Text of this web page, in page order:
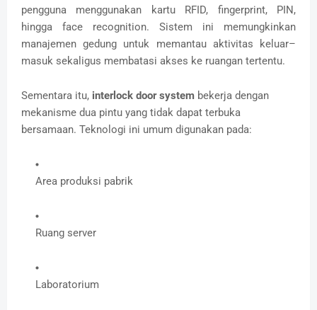
pengguna menggunakan kartu RFID, fingerprint, PIN,
hingga face recognition. Sistem ini memungkinkan
manajemen gedung untuk memantau aktivitas keluar–
masuk sekaligus membatasi akses ke ruangan tertentu.
Sementara itu, interlock door system bekerja dengan
mekanisme dua pintu yang tidak dapat terbuka
bersamaan. Teknologi ini umum digunakan pada:
Area produksi pabrik
Ruang server
Laboratorium